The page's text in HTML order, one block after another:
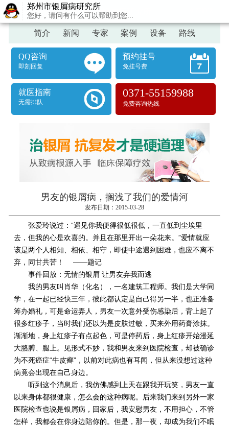
返回首页 郑州市银屑病研究所
简介 新闻 专家 案例 设备 路线
QQ咨询
即刻回复
预约挂号
免挂号费
就医指南
无需排队
0371-55159988
免费咨询热线
男友的银屑病，搁浅了我们的爱情河
发布日期：2015-03-28
张爱玲说过：“遇见你我便得很低很低，一直低到尘埃里
去，但我的心是欢喜的。并且在那里开出一朵花来。”爱情就应
该是两个人相知、相依、相守，即使中途遇到困难，也应不离不
弃，同甘共苦！ ——题记
事件回放：无情的银屑 让男友弃我而逃
我的男友叫肖华（化名），一名建筑工程师。我们是大学同
学，在一起已经快三年，彼此都认定是自己得另一半，也正准备
筹办婚礼，可是命运弄人，男友一次意外受伤感染后，背上起了
很多红疹子，当时我们还以为是皮肤过敏，买来外用药膏涂抹。
渐渐地，身上红疹子有点起色，可是停药后，身上红疹开始漫延
大胳膊、腿上。见形式不妙，我和男友来到医院检查，却被确诊
为不死癌症“牛皮癣”，以前对此病也有耳闻，但从来没想过这种
病竟会出现在自己身边。
听到这个消息后，我仿佛感到上天在跟我开玩笑，男友一直
以来身体都很健康，怎么会的这种病呢。后来我们来到另外一家
医院检查也说是银屑病，回家后，我安慰男友，不用担心，不管
怎样，我都会在你身边陪你的。但是，那一夜，却成为我们不眠
您好，请问有什么可以帮助到您...